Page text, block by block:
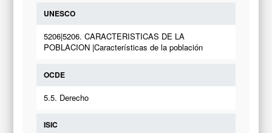
UNESCO
5206|5206. CARACTERISTICAS DE LA
POBLACION |Características de la población
OCDE
5.5. Derecho
ISIC